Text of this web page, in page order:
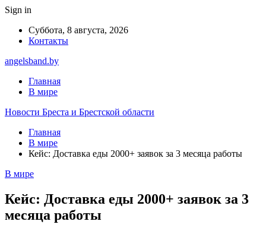
Sign in
Суббота, 8 августа, 2026
Контакты
angelsband.by
Главная
В мире
Новости Бреста и Брестской области
Главная
В мире
Кейс: Доставка еды 2000+ заявок за 3 месяца работы
В мире
Кейс: Доставка еды 2000+ заявок за 3
месяца работы